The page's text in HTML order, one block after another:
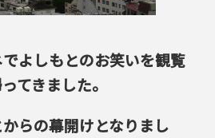
よしもとのお笑いを観覧
てきました。
らの幕開けとなりまし